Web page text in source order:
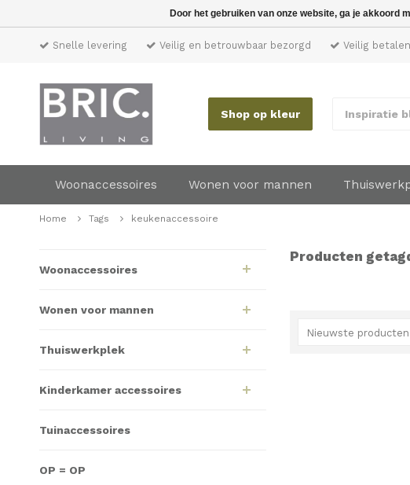
Snelle levering Veilig en betrouwbaar bezorgd Veilig betalen
Shop op kleur Inspiratie
Woonaccessoires Wonen voor mannen
Home Tags keukenaccessoire
Woonaccessoires
Wonen voor mannen
Thuiswerkplek
Kinderkamer accessoires
Tuinaccessoires
OP = OP
Producten
Nieuwste producten
Door het gebruiken van onze website, ga je akkoord